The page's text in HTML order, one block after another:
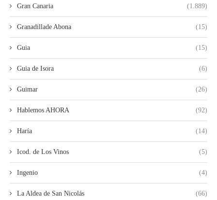
Gran Canaria (1.889)
Granadillade Abona (15)
Guia (15)
Guia de Isora (6)
Guimar (26)
Hablemos AHORA (92)
Haría (14)
Icod. de Los Vinos (5)
Ingenio (4)
La Aldea de San Nicolás (66)